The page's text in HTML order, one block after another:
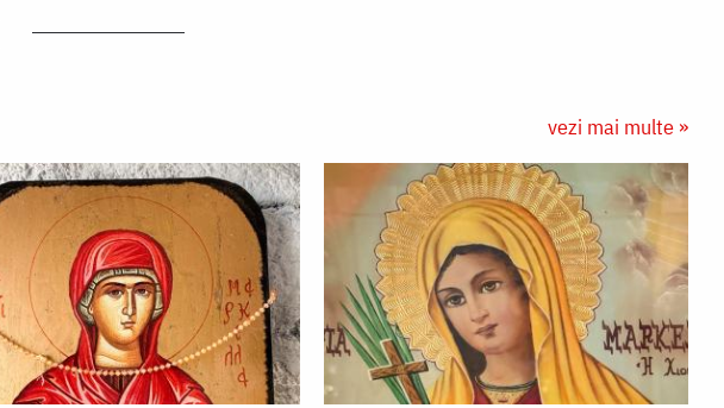
vezi mai multe »